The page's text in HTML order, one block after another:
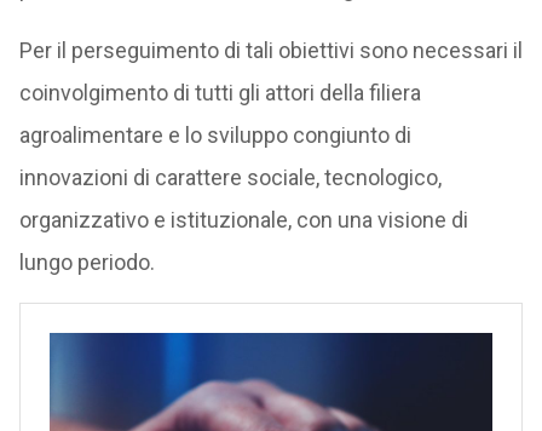
Per il perseguimento di tali obiettivi sono necessari il
coinvolgimento di tutti gli attori della filiera
agroalimentare e lo sviluppo congiunto di
innovazioni di carattere sociale, tecnologico,
organizzativo e istituzionale, con una visione di
lungo periodo.